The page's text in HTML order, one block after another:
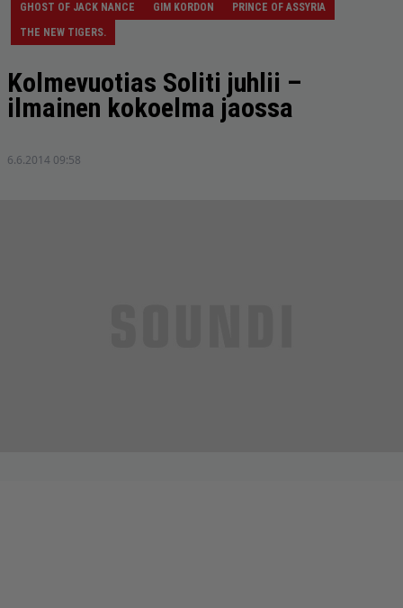
GHOST OF JACK NANCE
GIM KORDON
PRINCE OF ASSYRIA
THE NEW TIGERS.
Kolmevuotias Soliti juhlii –
ilmainen kokoelma jaossa
6.6.2014 09:58